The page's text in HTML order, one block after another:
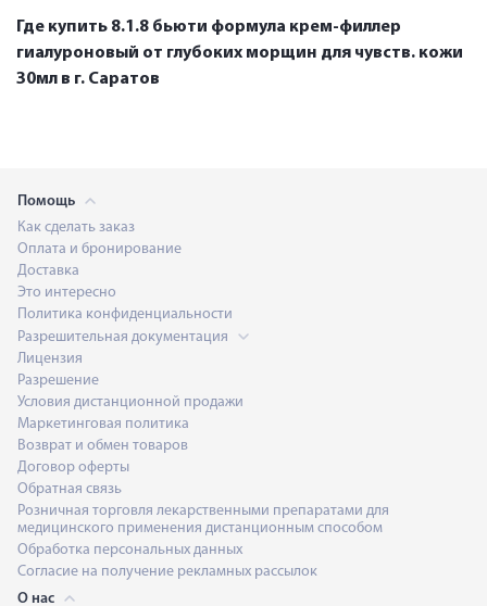
Где купить 8.1.8 бьюти формула крем-филлер
гиалуроновый от глубоких морщин для чувств. кожи
30мл в г. Саратов
Помощь
Как сделать заказ
Оплата и бронирование
Доставка
Это интересно
Политика конфиденциальности
Разрешительная документация
Лицензия
Разрешение
Условия дистанционной продажи
Маркетинговая политика
Возврат и обмен товаров
Договор оферты
Обратная связь
Розничная торговля лекарственными препаратами для
медицинского применения дистанционным способом
Обработка персональных данных
Согласие на получение рекламных рассылок
О нас